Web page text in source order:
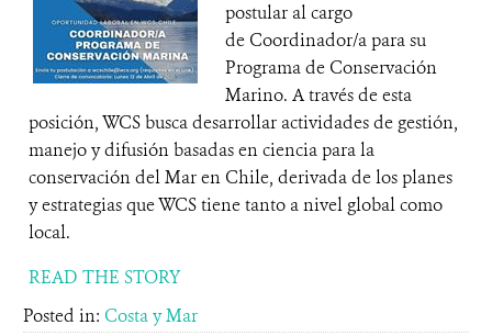
postular al cargo
de Coordinador/a para su
Programa de Conservación
Marino. A través de esta
posición, WCS busca desarrollar actividades de gestión,
manejo y difusión basadas en ciencia para la
conservación del Mar en Chile, derivada de los planes
y estrategias que WCS tiene tanto a nivel global como
local.
READ THE STORY
Posted in: Costa y Mar